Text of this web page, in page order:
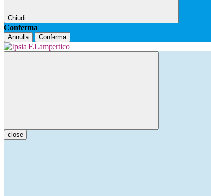
Chiudi
Conferma
Annulla Conferma
close